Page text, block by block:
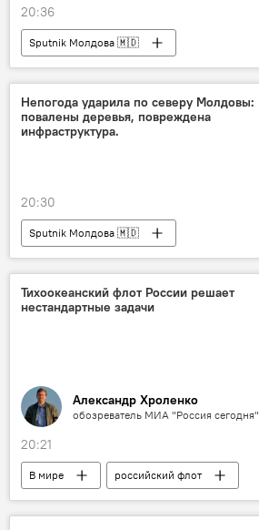
20:36
Sputnik Молдова 🇲🇩
Непогода ударила по северу Молдовы:
повалены деревья, повреждена
инфраструктура.
20:30
Sputnik Молдова 🇲🇩
Тихоокеанский флот России решает
нестандартные задачи
Александр Хроленко
обозреватель МИА "Россия сегодня"
20:21
В мире
российский флот
колумнистика
Аналитика